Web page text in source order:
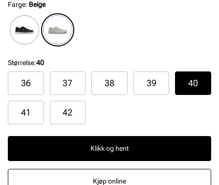
Farge: Beige
Størrelse:40
36 37 38 39 40
41 42
Klikk og hent
Kjøp online